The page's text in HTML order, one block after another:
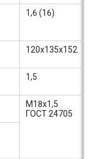
1,6 (16)
120х135х152
1,5
М18х1,5
ГОСТ 24705